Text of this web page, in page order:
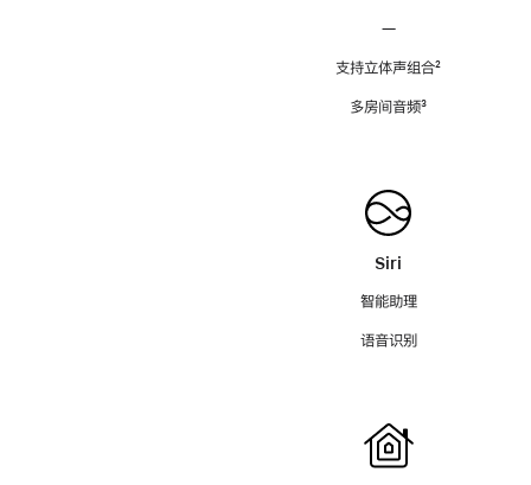
—
支持立体声组合脚
²
多房间音频脚
³
Siri
智能助理
语音识别